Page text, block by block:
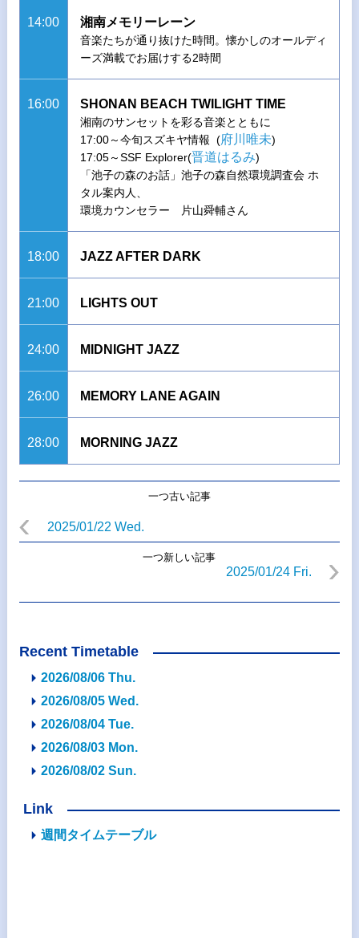
14:00 湘南メモリーレーン
音楽たちが通り抜けた時間。懐かしのオールディ
ーズ満載でお届けする2時間
16:00 SHONAN BEACH TWILIGHT TIME
湘南のサンセットを彩る音楽とともに
17:00～今旬スズキヤ情報 (府川唯未)
17:05～SSF Explorer(晋道はるみ)
「池子の森のお話」池子の森自然環境調査会 ホ
タル案内人、
環境カウンセラー 片山舜輔さん
18:00 JAZZ AFTER DARK
21:00 LIGHTS OUT
24:00 MIDNIGHT JAZZ
26:00 MEMORY LANE AGAIN
28:00 MORNING JAZZ
一つ古い記事
2025/01/22 Wed.
一つ新しい記事
2025/01/24 Fri.
Recent Timetable
2026/08/06 Thu.
2026/08/05 Wed.
2026/08/04 Tue.
2026/08/03 Mon.
2026/08/02 Sun.
Link
週間タイムテーブル